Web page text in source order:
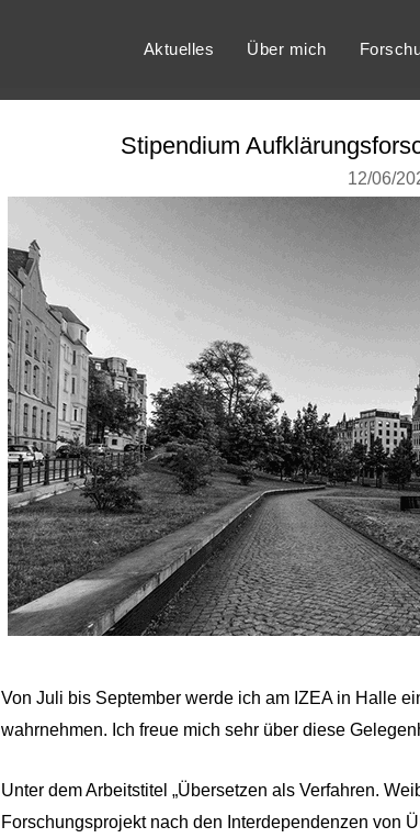
Aktuelles Über mich
Stipendium
12/06/
Von Juli bis September werde ich am IZEA in Halle
wahrnehmen. Ich freue mich sehr über diese
Unter dem Arbeitstitel „Übersetzen als Verfahren.
Forschungsprojekt nach den Interdependenzen von